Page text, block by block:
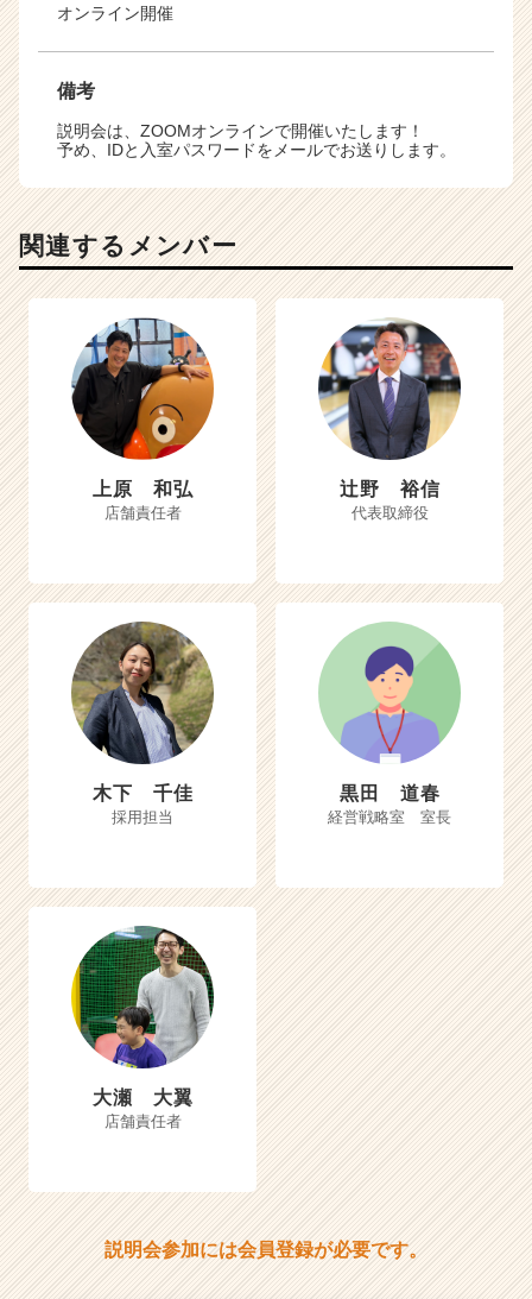
オンライン開催
備考
説明会は、ZOOMオンラインで開催いたします！
予め、IDと入室パスワードをメールでお送りします。
関連するメンバー
上原 和弘
店舗責任者
辻野 裕信
代表取締役
木下 千佳
採用担当
黒田 道春
経営戦略室 室長
大瀬 大翼
店舗責任者
説明会参加には会員登録が必要です。